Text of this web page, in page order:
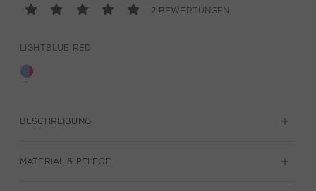
2 BEWERTUNGEN
LIGHTBLUE RED
BESCHREIBUNG
MATERIAL & PFLEGE